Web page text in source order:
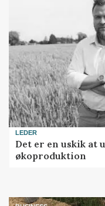
LEDER
Det er en uskik at
økoproduktion